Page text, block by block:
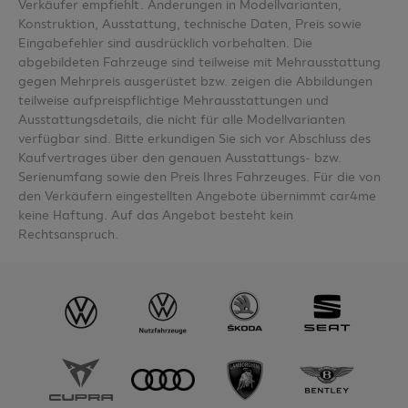
Verkäufer empfiehlt. Änderungen in Modellvarianten,
Konstruktion, Ausstattung, technische Daten, Preis sowie
Eingabefehler sind ausdrücklich vorbehalten. Die
abgebildeten Fahrzeuge sind teilweise mit Mehrausstattung
gegen Mehrpreis ausgerüstet bzw. zeigen die Abbildungen
teilweise aufpreispflichtige Mehrausstattungen und
Ausstattungsdetails, die nicht für alle Modellvarianten
verfügbar sind. Bitte erkundigen Sie sich vor Abschluss des
Kaufvertrages über den genauen Ausstattungs- bzw.
Serienumfang sowie den Preis Ihres Fahrzeuges. Für die von
den Verkäufern eingestellten Angebote übernimmt car4me
keine Haftung. Auf das Angebot besteht kein
Rechtsanspruch.